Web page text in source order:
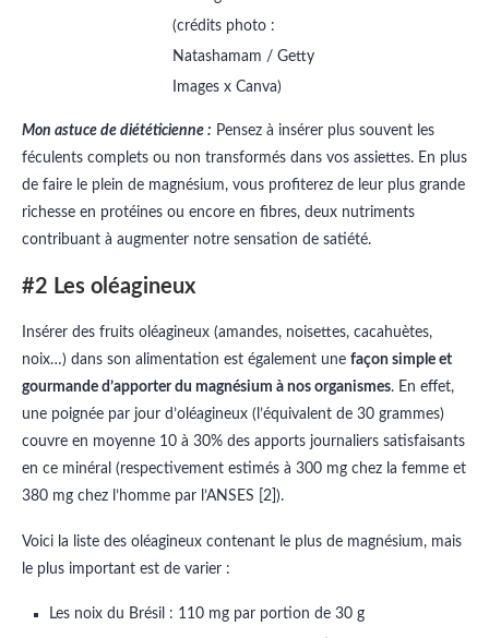
(crédits photo :
Natashamam / Getty
Images x Canva)
Mon astuce de diététicienne : Pensez à insérer plus souvent les
féculents complets ou non transformés dans vos assiettes. En plus
de faire le plein de magnésium, vous profiterez de leur plus grande
richesse en protéines ou encore en fibres, deux nutriments
contribuant à augmenter notre sensation de satiété.
#2 Les oléagineux
Insérer des fruits oléagineux (amandes, noisettes, cacahuètes,
noix…) dans son alimentation est également une façon simple et
gourmande d’apporter du magnésium à nos organismes. En effet,
une poignée par jour d’oléagineux (l’équivalent de 30 grammes)
couvre en moyenne 10 à 30% des apports journaliers satisfaisants
en ce minéral (respectivement estimés à 300 mg chez la femme et
380 mg chez l’homme par l’ANSES [2]).
Voici la liste des oléagineux contenant le plus de magnésium, mais
le plus important est de varier :
Les noix du Brésil : 110 mg par portion de 30 g